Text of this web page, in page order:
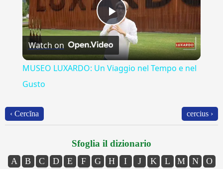
Play
Video
Watch on
MUSEO LUXARDO: Un Viaggio nel Tempo e nel
Gusto
‹ Cercĭna cercius ›
Sfoglia il dizionario
A B C D E F G H I J K L M N
O